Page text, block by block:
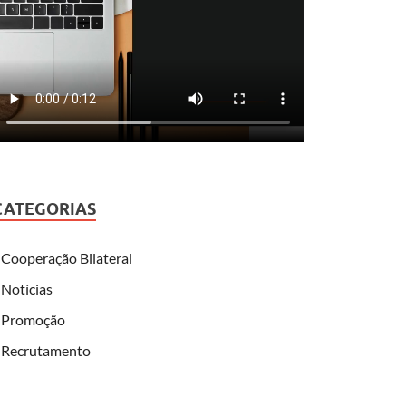
Cooperação Bilateral
Notícias
Promoção
Recrutamento